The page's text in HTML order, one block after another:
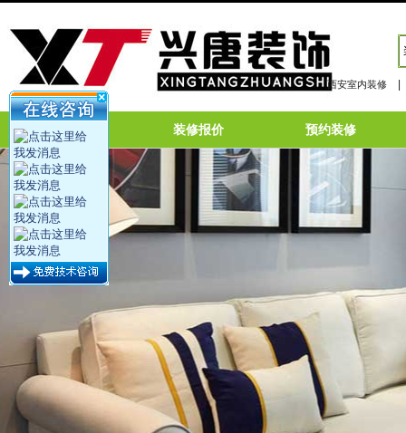
西安室内装修
网站首页 装修报价 预约装修